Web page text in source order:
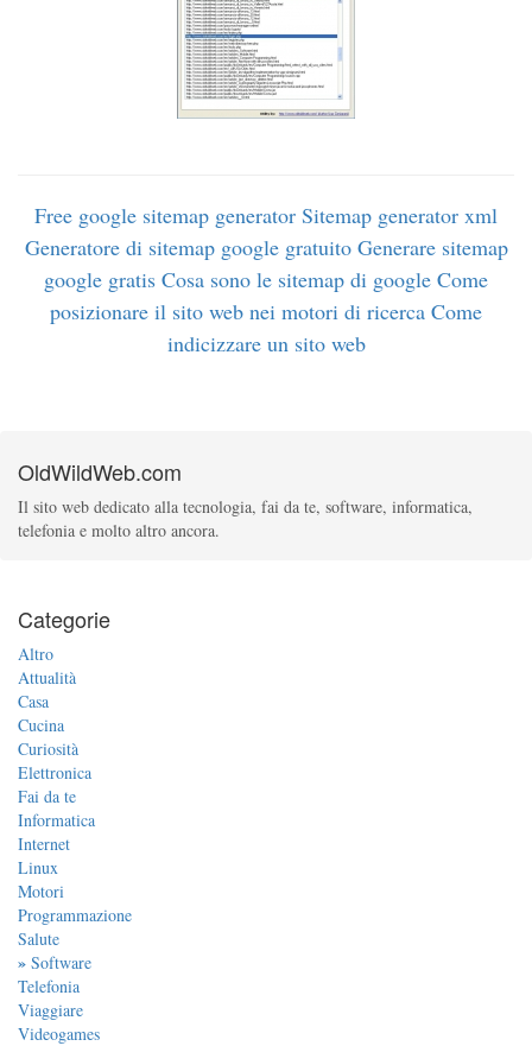
Free google sitemap generator Sitemap generator xml
Generatore di sitemap google gratuito Generare sitemap
google gratis Cosa sono le sitemap di google Come
posizionare il sito web nei motori di ricerca Come
indicizzare un sito web
OldWildWeb.com
Il sito web dedicato alla tecnologia, fai da te, software, informatica,
telefonia e molto altro ancora.
Categorie
Altro
Attualità
Casa
Cucina
Curiosità
Elettronica
Fai da te
Informatica
Internet
Linux
Motori
Programmazione
Salute
» Software
Telefonia
Viaggiare
Videogames